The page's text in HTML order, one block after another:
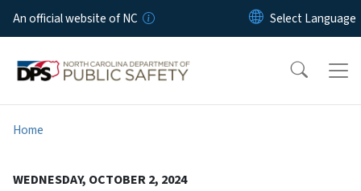
Skip to main content
An official website of NC
Home
WEDNESDAY, OCTOBER 2, 2024